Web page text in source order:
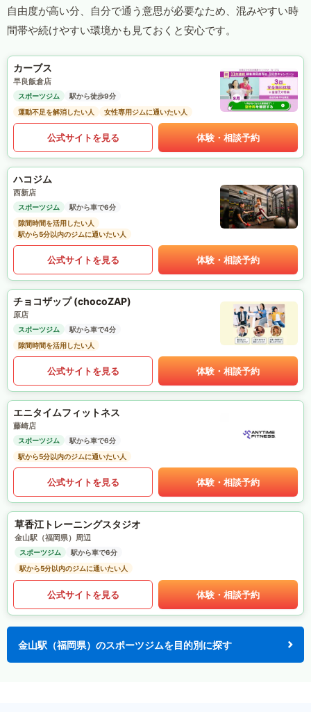
自由度が高い分、自分で通う意思が必要なため、混みやすい時
間帯や続けやすい環境かも見ておくと安心です。
カーブス
早良飯倉店
スポーツジム
駅から徒歩9分
運動不足を解消したい人
女性専用ジムに通いたい人
公式サイトを見る 体験・相談予約
ハコジム
西新店
スポーツジム
駅から車で6分
隙間時間を活用したい人
駅から5分以内のジムに通いたい人
公式サイトを見る 体験・相談予約
チョコザップ (chocoZAP)
原店
スポーツジム
駅から車で4分
隙間時間を活用したい人
公式サイトを見る 体験・相談予約
エニタイムフィットネス
藤崎店
スポーツジム
駅から車で6分
駅から5分以内のジムに通いたい人
公式サイトを見る 体験・相談予約
草香江トレーニングスタジオ
金山駅（福岡県）周辺
スポーツジム
駅から車で6分
駅から5分以内のジムに通いたい人
公式サイトを見る 体験・相談予約
金山駅（福岡県）のスポーツジムを目的別に探す